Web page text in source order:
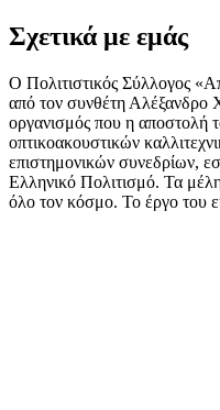
Σχετικά με εμάς
Ο Πολιτιστικός Σύλλογος
από τον συνθέτη Αλέξανδρο
οργανισμός που η αποστολή
οπτικοακουστικών
επιστημονικών συνεδρίων,
Ελληνικό Πολιτισμό. Τα
όλο τον κόσμο. Το έργο του